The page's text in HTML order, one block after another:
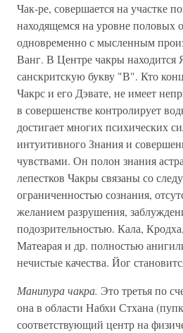
Чак-ре, совершается на участке
находящемся на уровне половых
одновременно с мысленным
Ванг. В Центре чакры находится
санскритскую букву "В". Кто
Чакрс и его Дэвате, не имеет
в совершенстве контролирует
достигает многих психических
интуитивного Знания и
чувствами. Он полон знания
лепестков Чакры связаны со
ограниченностью сознания,
желанием разрушения,
подозрительностью. Кала,
Матеарая и др. полностью
нечистые качества. Йог
Манипура чакра. Это третья по
она в области Набхи Стхана
соответствующий центр на